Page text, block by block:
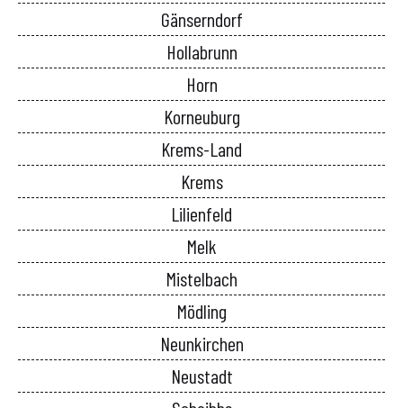
Gänserndorf
Hollabrunn
Horn
Korneuburg
Krems-Land
Krems
Lilienfeld
Melk
Mistelbach
Mödling
Neunkirchen
Neustadt